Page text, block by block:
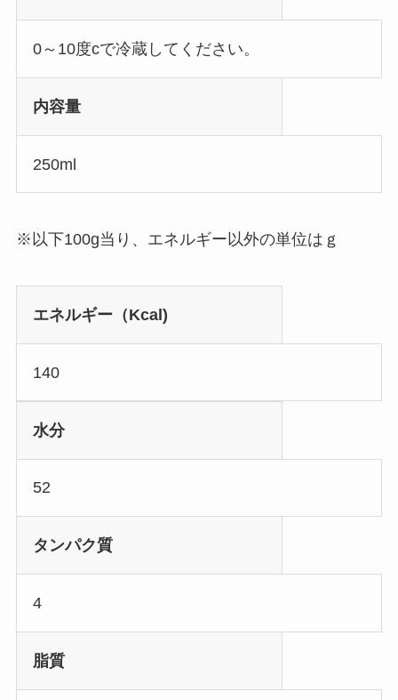
0～10度cで冷蔵してください。
内容量
250ml
※以下100g当り、エネルギー以外の単位はｇ
エネルギー（Kcal)
140
水分
52
タンパク質
4
脂質